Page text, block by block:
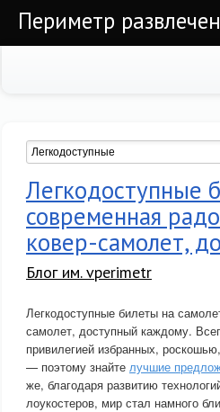
Периметр
Легкодоступные
современная
ковер-самолет,
Блог им. vperimetr
Легкодоступные билеты на
самолет, доступный каждому.
привилегией избранных,
— поэтому знайте лучшие
же, благодаря развитию
лоукостеров, мир стал намного